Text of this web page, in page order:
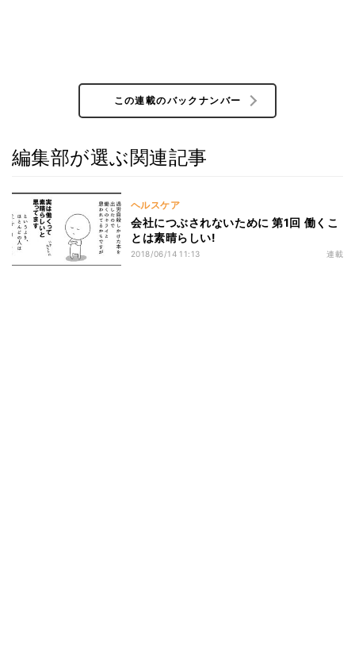
この連載のバックナンバー
編集部が選ぶ関連記事
ヘルスケア
会社につぶされないために 第1回 働くこ
とは素晴らしい!
2018/06/14 11:13 連載